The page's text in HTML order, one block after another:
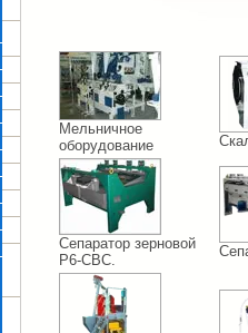
Мельничное
оборудование
Сепаратор зерновой
Р6-СВС.